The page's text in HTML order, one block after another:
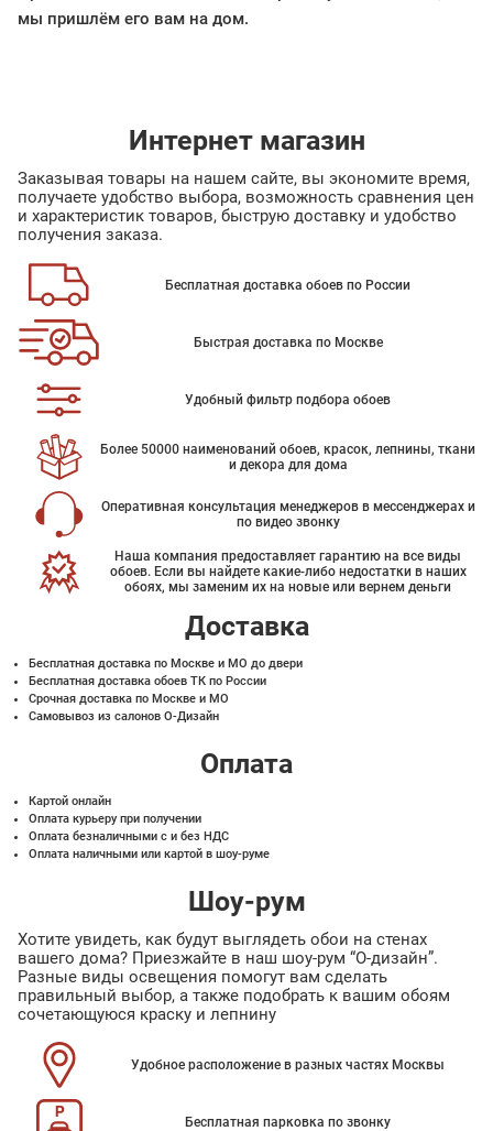
мы пришлём его вам на дом.
Интернет магазин
Заказывая товары на нашем сайте, вы экономите время,
получаете удобство выбора, возможность сравнения цен
и характеристик товаров, быструю доставку и удобство
получения заказа.
Бесплатная доставка обоев по России
Быстрая доставка по Москве
Удобный фильтр подбора обоев
Более 50000 наименований обоев, красок, лепнины, ткани
и декора для дома
Оперативная консультация менеджеров в мессенджерах и
по видео звонку
Наша компания предоставляет гарантию на все виды
обоев. Если вы найдете какие-либо недостатки в наших
обоях, мы заменим их на новые или вернем деньги
Доставка
Бесплатная доставка по Москве и МО до двери
Бесплатная доставка обоев ТК по России
Срочная доставка по Москве и МО
Самовывоз из салонов О-Дизайн
Оплата
Картой онлайн
Оплата курьеру при получении
Оплата безналичными с и без НДС
Оплата наличными или картой в шоу-руме
Шоу-рум
Хотите увидеть, как будут выглядеть обои на стенах
вашего дома? Приезжайте в наш шоу-рум “О-дизайн”.
Разные виды освещения помогут вам сделать
правильный выбор, а также подобрать к вашим обоям
сочетающуюся краску и лепнину
Удобное расположение в разных частях Москвы
Бесплатная парковка по звонку